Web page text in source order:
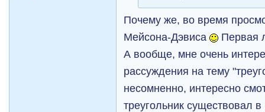
Почему же, во время
Мейсона-Дэвиса
Первая
А вообще, мне очень
рассуждения на тему
несомненно, интересно
треугольник существовал